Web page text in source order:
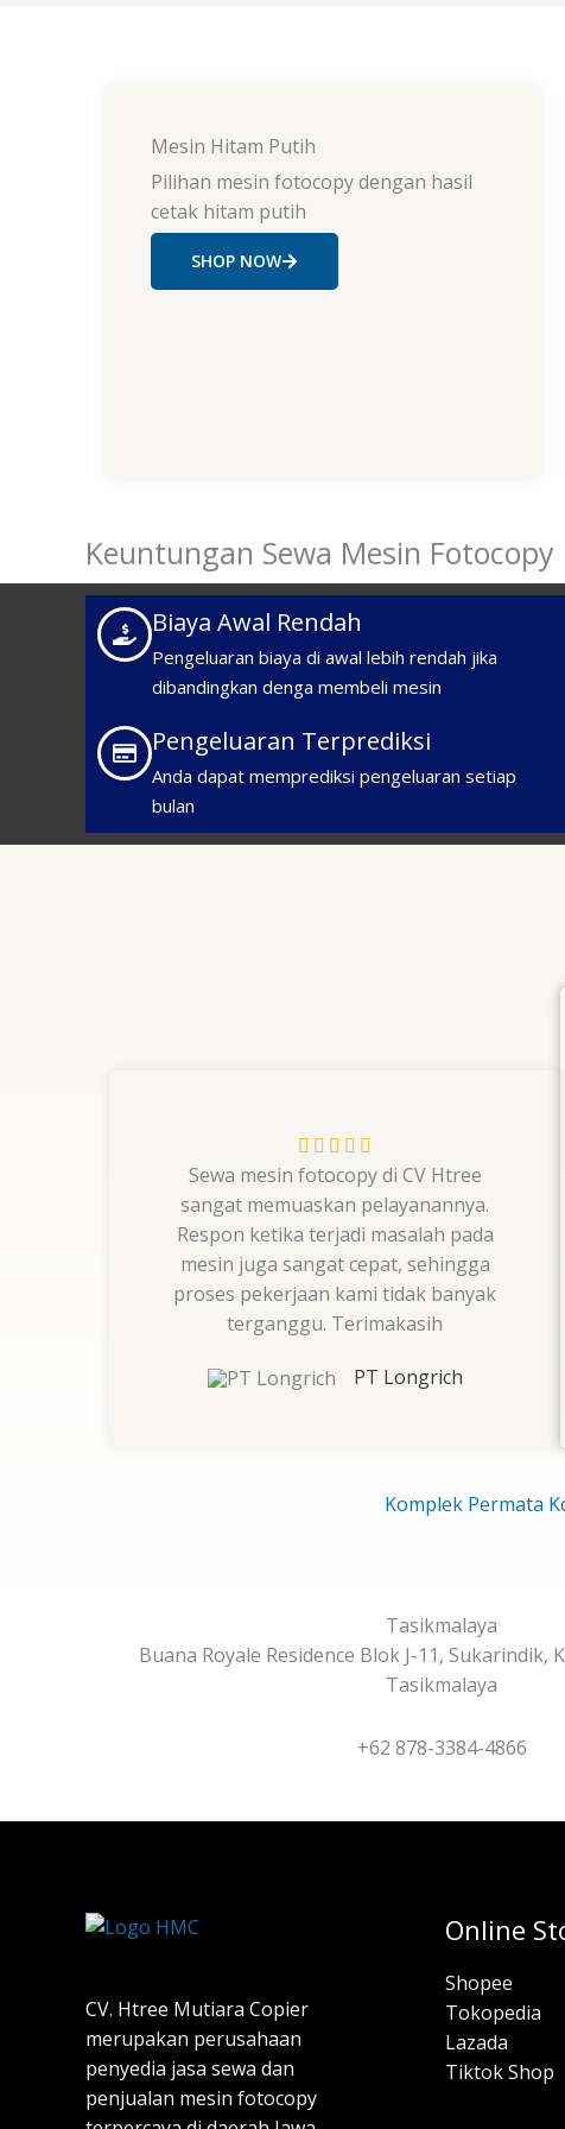
Mesin Hitam Putih
Pilihan mesin fotocopy dengan hasil
cetak hitam putih
SHOP NOW
Keuntungan Sewa Mesin Fotocopy
Biaya Awal Rendah
Pengeluaran biaya di awal lebih rendah jika
dibandingkan denga membeli mesin
Pengeluaran Terprediksi
Anda dapat memprediksi pengeluaran setiap
bulan
    
5
out
of
5
Sewa mesin fotocopy di CV Htree
sangat memuaskan pelayanannya.
Respon ketika terjadi masalah pada
mesin juga sangat cepat, sehingga
proses pekerjaan kami tidak banyak
terganggu. Terimakasih
PT Longrich
Komplek Permata
Tasikmalaya
Buana Royale Residence Blok J-11, Sukarindik,
Tasikmalaya
+62 878-3384-4866
CV. Htree Mutiara Copier
merupakan perusahaan
penyedia jasa sewa dan
penjualan mesin fotocopy
Online
Shopee
Tokopedia
Lazada
Tiktok Shop